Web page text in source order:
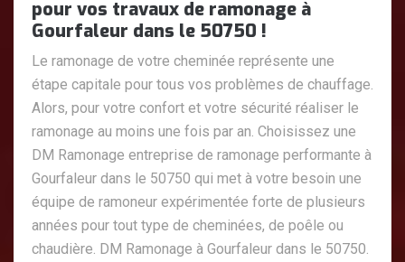
pour vos travaux de ramonage à
Gourfaleur dans le 50750 !
Le ramonage de votre cheminée représente une
étape capitale pour tous vos problèmes de chauffage.
Alors, pour votre confort et votre sécurité réaliser le
ramonage au moins une fois par an. Choisissez une
DM Ramonage entreprise de ramonage performante à
Gourfaleur dans le 50750 qui met à votre besoin une
équipe de ramoneur expérimentée forte de plusieurs
années pour tout type de cheminées, de poêle ou
chaudière. DM Ramonage à Gourfaleur dans le 50750.